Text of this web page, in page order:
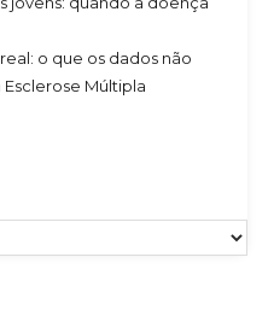
o que os dados não
Múltipla